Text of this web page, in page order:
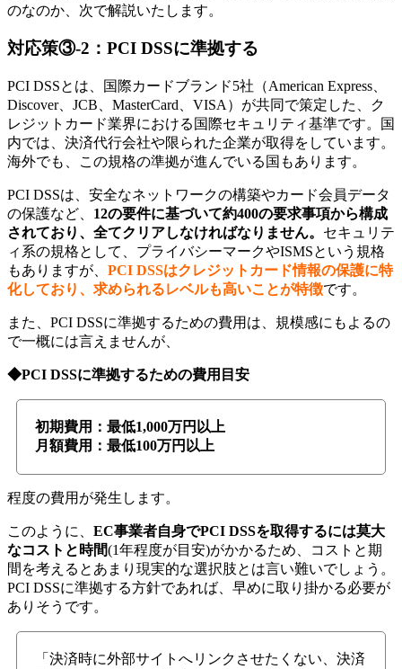
のなのか、次で解説いたします。
対応策③-2：PCI DSSに準拠する
PCI DSSとは、国際カードブランド5社（American Express、
Discover、JCB、MasterCard、VISA）が共同で策定した、ク
レジットカード業界における国際セキュリティ基準です。国
内では、決済代行会社や限られた企業が取得をしています。
海外でも、この規格の準拠が進んでいる国もあります。
PCI DSSは、安全なネットワークの構築やカード会員データ
の保護など、 12の要件に基づいて約400の要求事項から構成
されており、全てクリアしなければなりません。 セキュリテ
ィ系の規格として、プライバシーマークやISMSという規格
もありますが、 PCI DSSはクレジットカード情報の保護に特
化しており、求められるレベルも高いことが特徴です。
また、PCI DSSに準拠するための費用は、規模感にもよるの
で一概には言えませんが、
◆PCI DSSに準拠するための費用目安
初期費用：最低1,000万円以上
月額費用：最低100万円以上
程度の費用が発生します。
このように、 EC事業者自身でPCI DSSを取得するには莫大
なコストと時間(1年程度が目安)がかかるため、コストと期
間を考えるとあまり現実的な選択肢とは言い難いでしょう。
PCI DSSに準拠する方針であれば、早めに取り掛かる必要が
ありそうです。
「決済時に外部サイトへリンクさせたくない、決済